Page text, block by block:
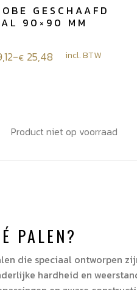
GESCHAAFD
90×90 MM
-€ 25,48 incl. BTW
Product niet op voorraad
PALEN?
die speciaal ontworpen
hardheid en